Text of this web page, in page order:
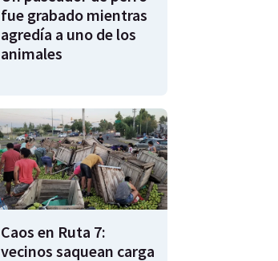
fue grabado mientras
agredía a uno de los
animales
Caos en Ruta 7:
vecinos saquean carga